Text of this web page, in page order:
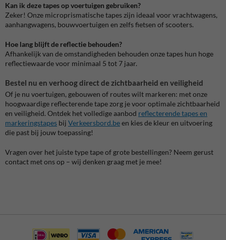
Kan ik deze tapes op voertuigen gebruiken?
Zeker! Onze microprismatische tapes zijn ideaal voor vrachtwagens,
aanhangwagens, bouwvoertuigen en zelfs fietsen of scooters.
Hoe lang blijft de reflectie behouden?
Afhankelijk van de omstandigheden behouden onze tapes hun hoge
reflectiewaarde voor minimaal 5 tot 7 jaar.
Bestel nu en verhoog direct de zichtbaarheid en veiligheid
Of je nu voertuigen, gebouwen of routes wilt markeren: met onze
hoogwaardige reflecterende tape zorg je voor optimale zichtbaarheid
en veiligheid. Ontdek het volledige aanbod reflecterende tapes en
markeringstapes bij Verkeersbord.been kies de kleur en uitvoering
die past bij jouw toepassing!
Vragen over het juiste type tape of grote bestellingen? Neem gerust
contact met ons op – wij denken graag met je mee!